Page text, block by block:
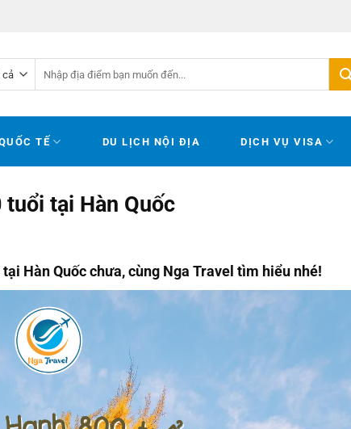
kiếm:
TẾ DU LỊCH NỘI ĐỊA DỊCH VỤ VISA
tuổi tại Hàn Quốc
Hàn Quốc chưa, cùng Nga Travel tìm hiểu nhé!